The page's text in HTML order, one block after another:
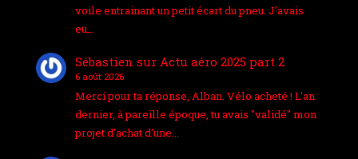
voile entrainant un petit écart du pneu. J'avais
eu…
Sébastien sur Actu aéro 2025 part 2
6 août 2026
Merci pour ta réponse, Alban. Vélo acheté ! L'an
dernier, à pareille époque, tu avais "validé" mon
projet d'achat d'une…